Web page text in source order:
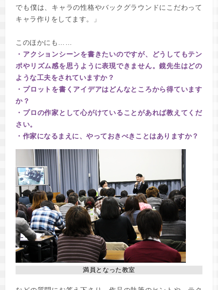
でも僕は、キャラの性格やバックグラウンドにこだわって
キャラ作りをしてます。」
このほかにも……
・アクションシーンを書きたいのですが、どうしてもテン
ポやリズム感を思うように表現できません。鏡先生はどの
ような工夫をされていますか？
・プロットを書くアイデアはどんなところから得ています
か？
・プロの作家として心がけていることがあれば教えてくだ
さい。
・作家になるまえに、やっておきべきことはありますか？
満員となった教室